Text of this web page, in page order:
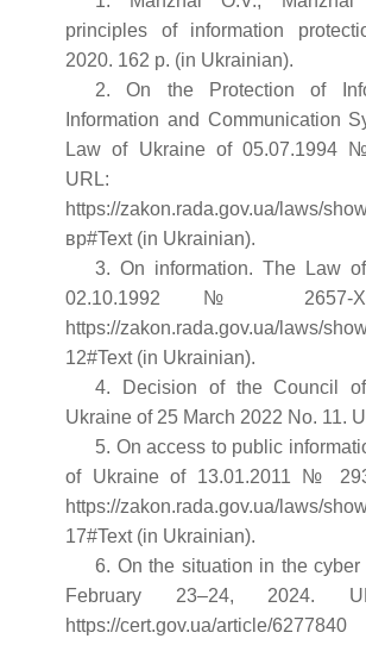
principles of information
2020. 162 p. (in Ukrainian).
2. On the Protection of
Information and Communication
Law of Ukraine of 05.07.1994
URL:
https://zakon.rada.gov.ua/laws/
вр#Text (in Ukrainian).
3. On information. The Law
02.10.1992 № 2657-
https://zakon.rada.gov.ua/laws/
12#Text (in Ukrainian).
4. Decision of the Council
Ukraine of 25 March 2022 No. 11.
5. On access to public
of Ukraine of 13.01.2011 №
https://zakon.rada.gov.ua/laws/
17#Text (in Ukrainian).
6. On the situation in the cyber
February 23–24, 2024.
https://cert.gov.ua/article/6277840